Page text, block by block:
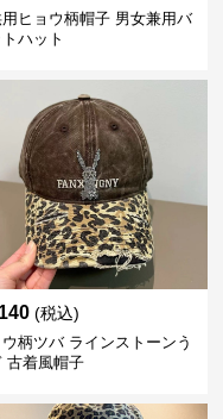
ヒョウ柄帽子 男女兼用バ
ハット
(税込)
ウ柄ツバ ラインストーンう
古着風帽子